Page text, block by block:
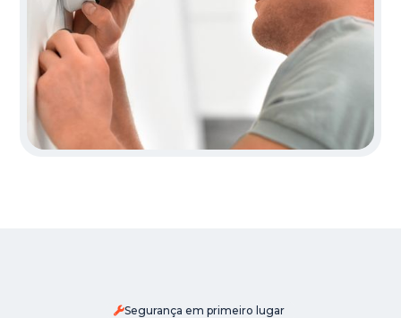
Segurança em primeiro lugar